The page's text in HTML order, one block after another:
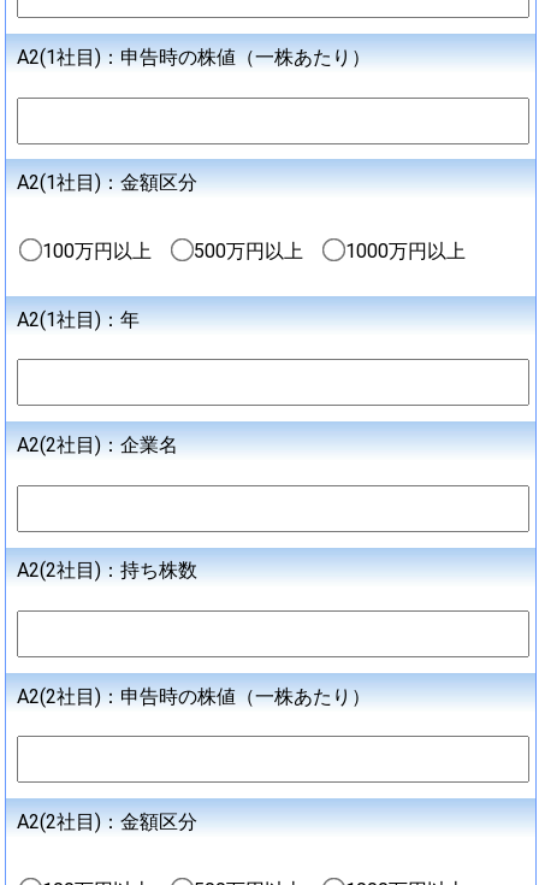
A2(1社目)：申告時の株値（一株あたり）
A2(1社目)：金額区分
100万円以上 500万円以上 1000万円以上
A2(1社目)：年
A2(2社目)：企業名
A2(2社目)：持ち株数
A2(2社目)：申告時の株値（一株あたり）
A2(2社目)：金額区分